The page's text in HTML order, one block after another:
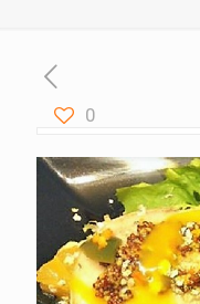
0